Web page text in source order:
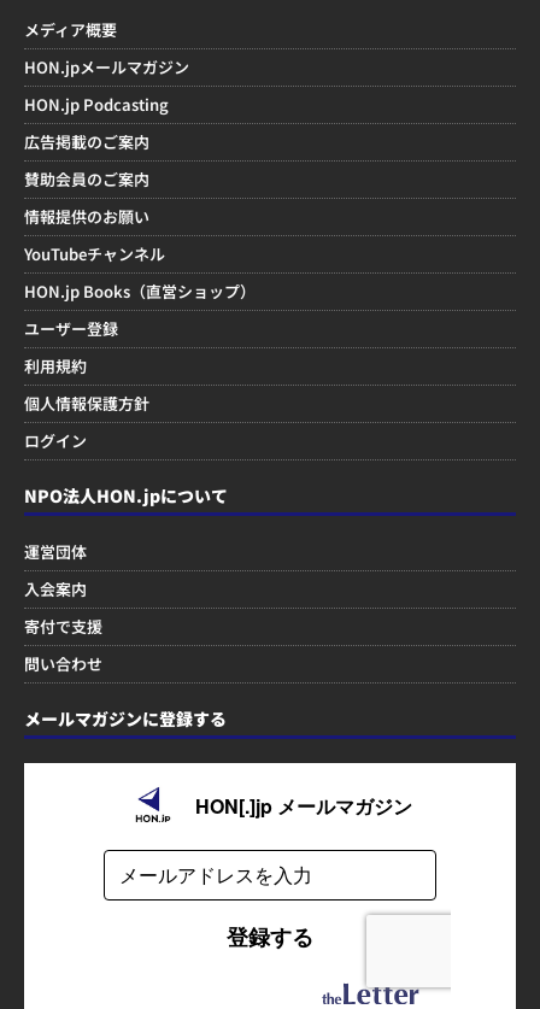
メディア概要
HON.jpメールマガジン
HON.jp Podcasting
広告掲載のご案内
賛助会員のご案内
情報提供のお願い
YouTubeチャンネル
HON.jp Books（直営ショップ）
ユーザー登録
利用規約
個人情報保護方針
ログイン
NPO法人HON.jpについて
運営団体
入会案内
寄付で支援
問い合わせ
メールマガジンに登録する